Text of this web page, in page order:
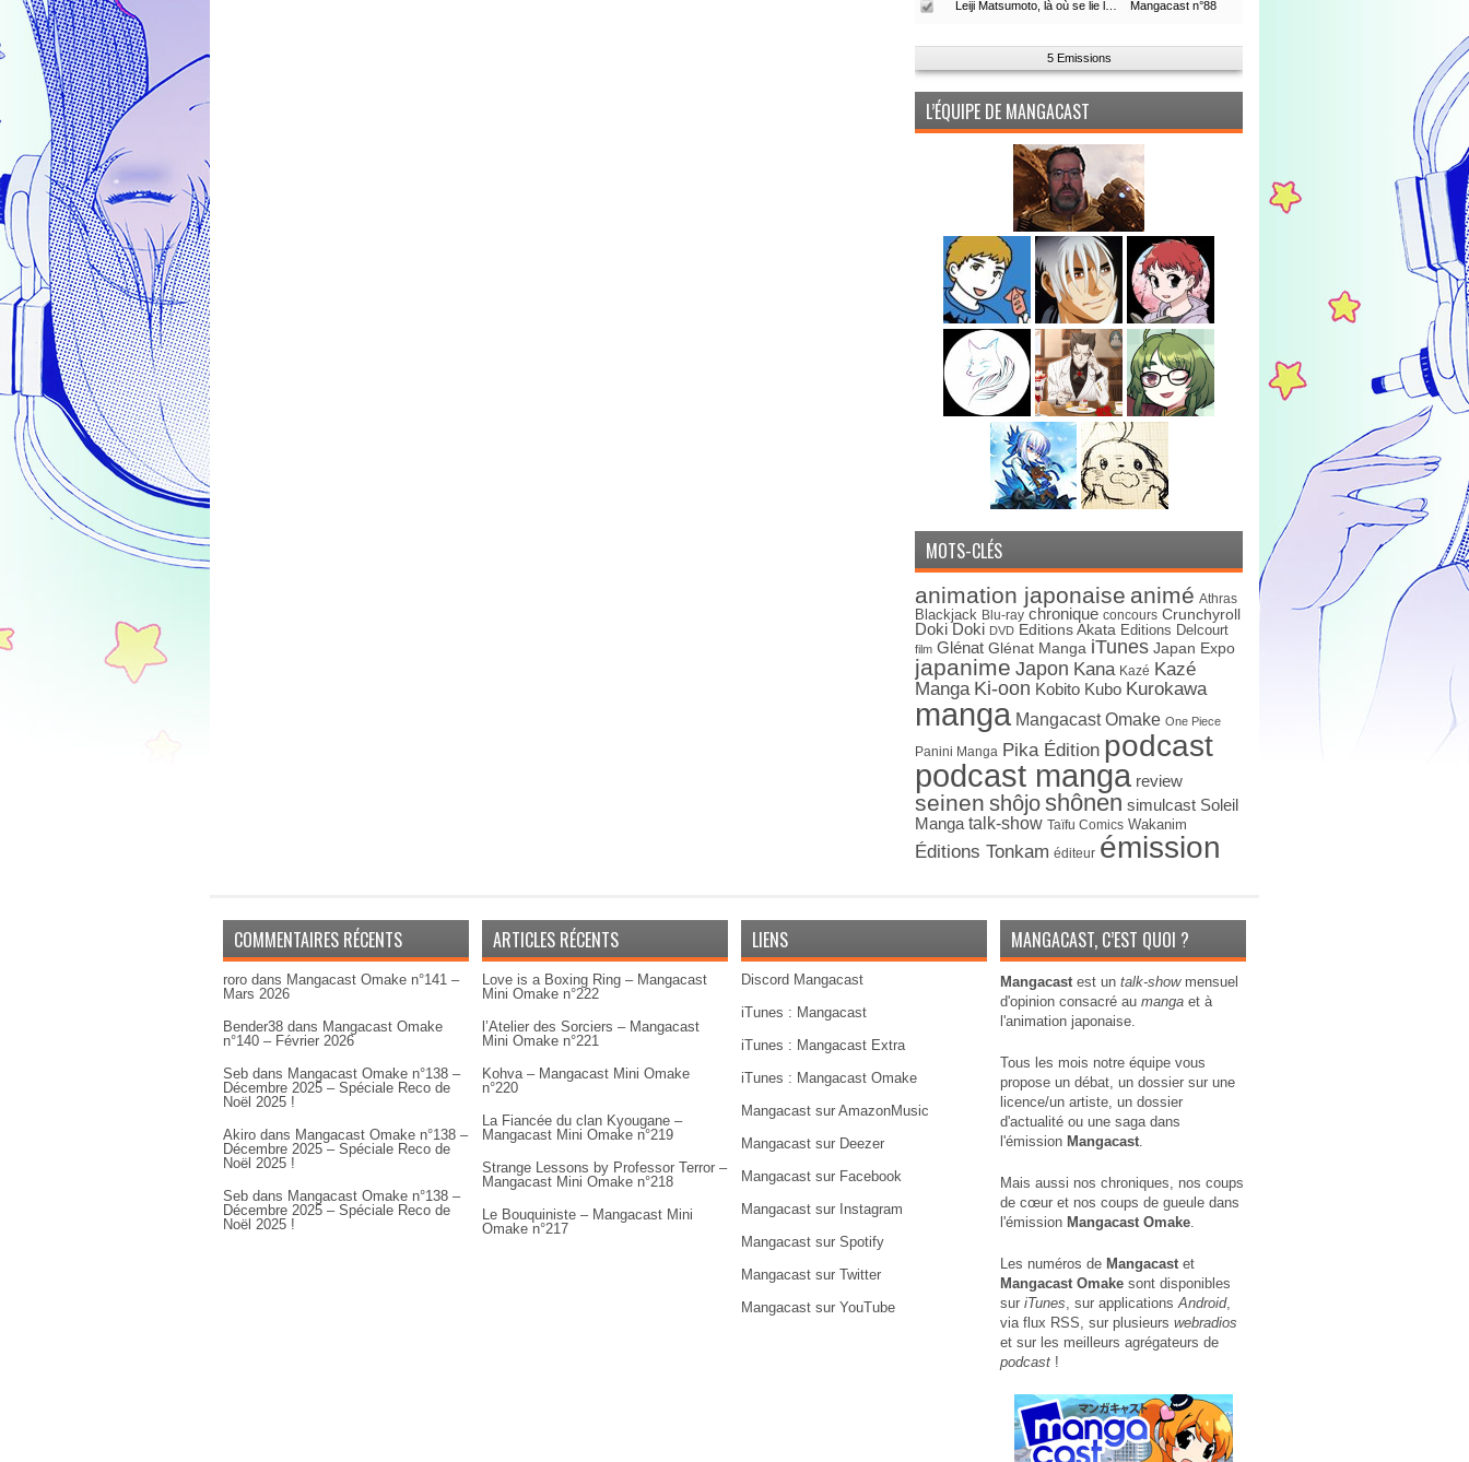
Mangacast n°88
5 Emissions
L’ÉQUIPE DE MANGACAST
MOTS-CLÉS
animation japonaise animé Athras
Blackjack Blu-ray chronique concours Crunchyroll
Doki Doki DVD Editions Akata Editions Delcourt
film Glénat Glénat Manga iTunes Japan Expo
japanime Japon Kana Kazé Kazé
Manga Ki-oon Kobito Kubo Kurokawa
manga Mangacast Omake One Piece
Panini Manga Pika Édition podcast
podcast manga review
seinen shôjoshônen simulcast Soleil
Manga talk-show Taïfu Comics Wakanim
Éditions Tonkam éditeur émission
COMMENTAIRES RÉCENTS
roro dans Mangacast Omake n°141 –
Mars 2026
Bender38 dans Mangacast Omake
n°140 – Février 2026
Seb dans Mangacast Omake n°138 –
Décembre 2025 – Spéciale Reco de
Noël 2025 !
Akiro dans Mangacast Omake n°138 –
Décembre 2025 – Spéciale Reco de
Noël 2025 !
Seb dans Mangacast Omake n°138 –
Décembre 2025 – Spéciale Reco de
Noël 2025 !
ARTICLES RÉCENTS
Love is a Boxing Ring – Mangacast
Mini Omake n°222
l’Atelier des Sorciers – Mangacast
Mini Omake n°221
Kohva – Mangacast Mini Omake
n°220
La Fiancée du clan Kyougane –
Mangacast Mini Omake n°219
Strange Lessons by Professor Terror –
Mangacast Mini Omake n°218
Le Bouquiniste – Mangacast Mini
Omake n°217
LIENS
Discord Mangacast
iTunes : Mangacast
iTunes : Mangacast Extra
iTunes : Mangacast Omake
Mangacast sur AmazonMusic
Mangacast sur Deezer
Mangacast sur Facebook
Mangacast sur Instagram
Mangacast sur Spotify
Mangacast sur Twitter
Mangacast sur YouTube
MANGACAST, C’EST QUOI ?
Mangacastest un talk-showmensuel
d'opinion consacré au manga et à
l'animation japonaise.
Tous les mois notre équipe vous
propose un débat, un dossier sur une
licence/un artiste, un dossier
d'actualité ou une saga dans
l'émission Mangacast.
Mais aussi nos chroniques, nos coups
de cœur et nos coups de gueule dans
l'émission Mangacast Omake.
Les numéros de Mangacastet
Mangacast Omake sont disponibles
sur iTunes, sur applicationsAndroid,
via flux RSS, sur plusieurs webradios
et sur les meilleurs agrégateurs de
podcast !